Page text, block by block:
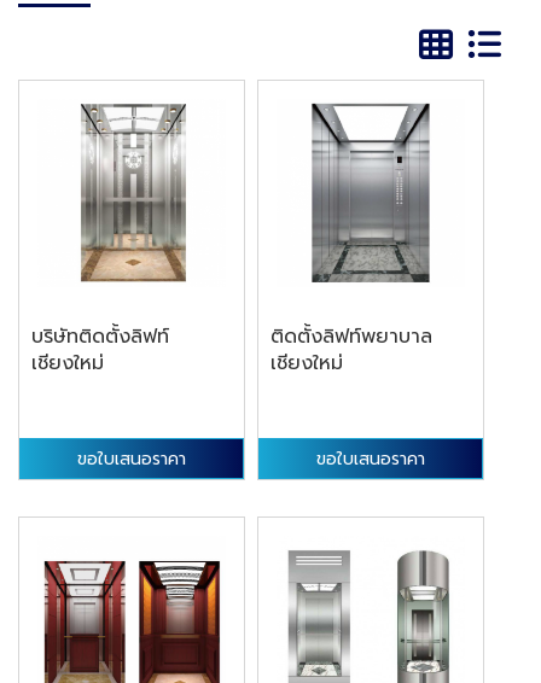
บริษัทติดตั้งลิฟท์
เชียงใหม่
ขอใบเสนอราคา
ติดตั้งลิฟท์พยาบาล
เชียงใหม่
ขอใบเสนอราคา